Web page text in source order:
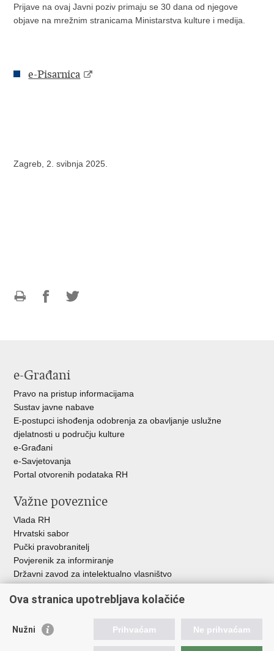
Prijave na ovaj Javni poziv primaju se 30 dana od njegove
objave na mrežnim stranicama Ministarstva kulture i medija.
e-Pisarnica
Zagreb, 2. svibnja 2025.
e-Građani
Pravo na pristup informacijama
Sustav javne nabave
E-postupci ishođenja odobrenja za obavljanje uslužne
djelatnosti u području kulture
e-Građani
e-Savjetovanja
Portal otvorenih podataka RH
Važne poveznice
Vlada RH
Hrvatski sabor
Pučki pravobranitelj
Povjerenik za informiranje
Državni zavod za intelektualno vlasništvo
HAKOM
Ostale poveznice
Ova stranica upotrebljava kolačiće
Nužni Prihvaćam Ne prihvaćam